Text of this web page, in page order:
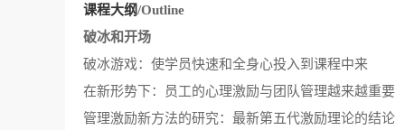
课程大纲/Outline
破冰和开场
破冰游戏：使学员快速和全身心投入到课程中来
在新形势下：员工的心理激励与团队管理越来越重要
管理激励新方法的研究：最新第五代激励理论的结论